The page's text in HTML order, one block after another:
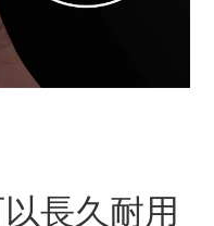
長久耐用